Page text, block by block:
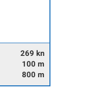
269 kn
100 m
800 m